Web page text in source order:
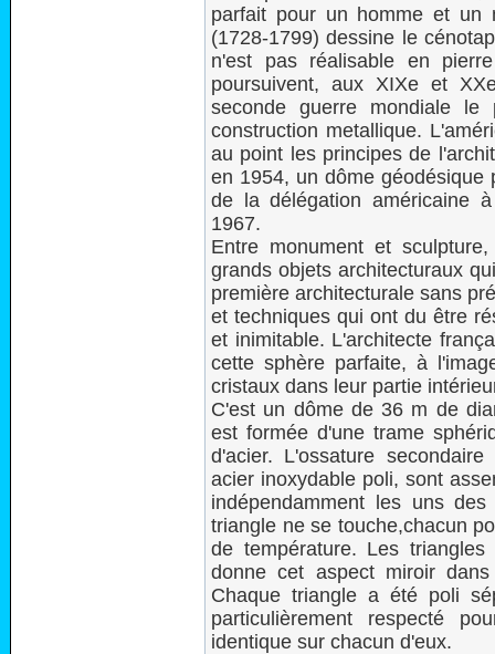
parfait pour un homme et un
(1728-1799) dessine le
n'est pas réalisable en
poursuivent, aux XIXe et
seconde guerre mondiale
construction metallique.
au point les principes de
en 1954, un dôme
de la délégation américaine
1967.
Entre monument et
grands objets architecturaux
première architecturale sans
et techniques qui ont du être
et inimitable. L'architecte
cette sphère parfaite, à
cristaux dans leur partie
C'est un dôme de 36 m de
est formée d'une trame
d'acier. L'ossature
acier inoxydable poli, sont
indépendamment les uns
triangle ne se touche,chacun
de température. Les
donne cet aspect miroir
Chaque triangle a été poli
particulièrement respecté
identique sur chacun d'eux.